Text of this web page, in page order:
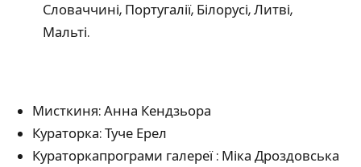
Словаччині, Португалії, Білорусі, Литві,
Мальті.
Мисткиня: Анна Кендзьора
Кураторка: Туче Ерел
Кураторкапрограми галереї : Міка Дроздовська